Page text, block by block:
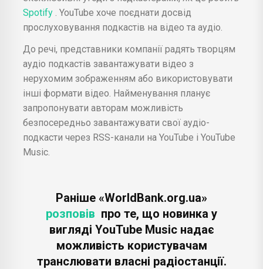
Spotify . YouTube хоче поєднати досвід
прослуховування подкастів на відео та аудіо.
До речі, представники компанії радять творцям
аудіо подкастів завантажувати відео з
нерухомим зображенням або використовувати
інші формати відео. Найменування планує
запропонувати авторам можливість
безпосередньо завантажувати свої аудіо-
подкасти через RSS-канали на YouTube і YouTube
Music.
Раніше «WorldBank.org.ua»
розповів про те, що новинка у
вигляді YouTube Music надає
можливість користувачам
транслювати власні радіостанції.